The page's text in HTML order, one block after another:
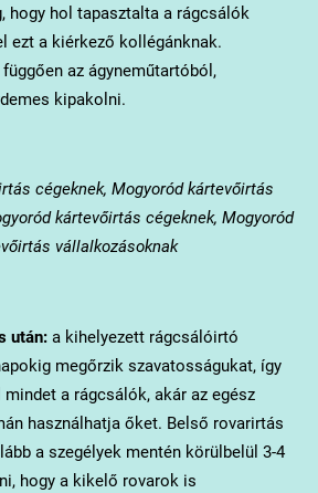
hogy hol tapasztalta a rágcsálók
ezt a kiérkező kollégánknak.
az ágyneműtartóból,
kipakolni.
cégeknek, Mogyoród kártevőirtás
kártevőirtás cégeknek, Mogyoród
vállalkozásoknak
után:a kihelyezett rágcsálóirtó
megőrzik szavatosságukat, így
a rágcsálók, akár az egész
használhatja őket. Belső rovarirtás
a szegélyek mentén körülbelül 3-4
hogy a kikelő rovarok is